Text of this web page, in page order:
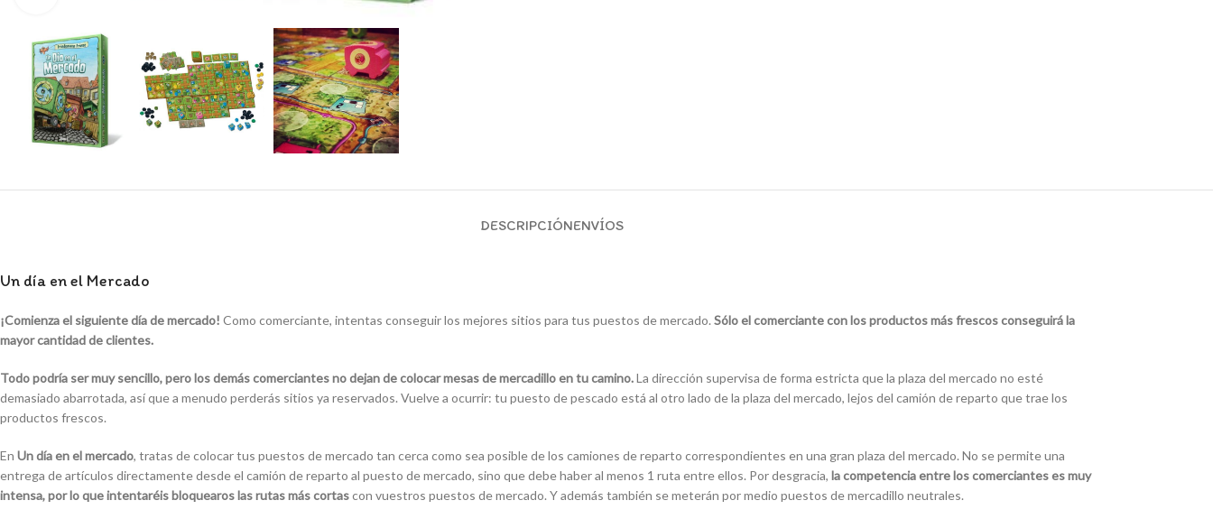
DESCRIPCIÓNENVÍOS
Un día en el Mercado
¡Comienza el siguiente día de mercado! Como comerciante, intentas conseguir los mejores sitios para tus puestos de mercado. Sólo el comerciante con los productos más frescos conseguirá la
mayor cantidad de clientes.
Todo podría ser muy sencillo, pero los demás comerciantes no dejan de colocar mesas de mercadillo en tu camino.La dirección supervisa de forma estricta que la plaza del mercado no esté
demasiado abarrotada, así que a menudo perderás sitios ya reservados. Vuelve a ocurrir: tu puesto de pescado está al otro lado de la plaza del mercado, lejos del camión de reparto que trae los
productos frescos.
En Un día en el mercado, tratas de colocar tus puestos de mercado tan cerca como sea posible de los camiones de reparto correspondientes en una gran plaza del mercado. No se permite una
entrega de artículos directamente desde el camión de reparto al puesto de mercado, sino que debe haber al menos 1 ruta entre ellos. Por desgracia, la competencia entre los comerciantes es muy
intensa, por lo que intentaréis bloquearos las rutas más cortascon vuestros puestos de mercado. Y además también se meterán por medio puestos de mercadillo neutrales.